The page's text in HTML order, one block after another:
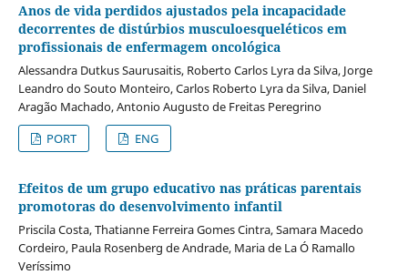
Anos de vida perdidos ajustados pela incapacidade
decorrentes de distúrbios musculoesqueléticos em
profissionais de enfermagem oncológica
Alessandra Dutkus Saurusaitis, Roberto Carlos Lyra da Silva, Jorge
Leandro do Souto Monteiro, Carlos Roberto Lyra da Silva, Daniel
Aragão Machado, Antonio Augusto de Freitas Peregrino
PORT
ENG
Efeitos de um grupo educativo nas práticas parentais
promotoras do desenvolvimento infantil
Priscila Costa, Thatianne Ferreira Gomes Cintra, Samara Macedo
Cordeiro, Paula Rosenberg de Andrade, Maria de La Ó Ramallo
Veríssimo